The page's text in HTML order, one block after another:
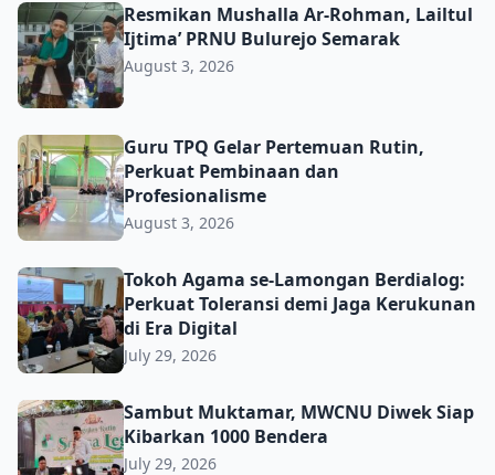
Resmikan Mushalla Ar-Rohman, Lailtul Ijtima’ PRNU
Resmikan Mushalla Ar-Rohman, Lailtul
Ijtima’ PRNU Bulurejo Semarak
August 3, 2026
Guru TPQ Gelar Pertemuan Rutin, Perkuat Pembinaan
Guru TPQ Gelar Pertemuan Rutin,
Perkuat Pembinaan dan
Profesionalisme
August 3, 2026
Tokoh Agama se-Lamongan Berdialog: Perkuat
Tokoh Agama se-Lamongan Berdialog:
Perkuat Toleransi demi Jaga Kerukunan
di Era Digital
July 29, 2026
Sambut Muktamar, MWCNU Diwek Siap Kibarkan 1000
Sambut Muktamar, MWCNU Diwek Siap
Kibarkan 1000 Bendera
July 29, 2026